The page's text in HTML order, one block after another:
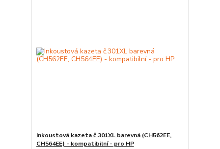
Inkoustová kazeta č.301XL barevná (CH562EE,
CH564EE) - kompatibilní - pro HP